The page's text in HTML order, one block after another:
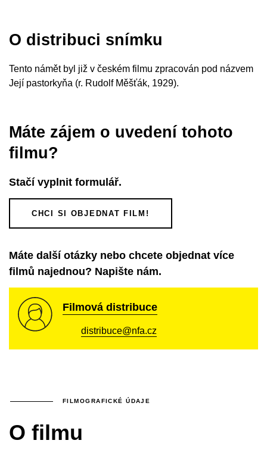
O distribuci snímku
Tento námět byl již v českém filmu zpracován pod názvem
Její pastorkyňa (r. Rudolf Měšťák, 1929).
Máte zájem o uvedení tohoto
filmu?
Stačí vyplnit formulář.
CHCI SI OBJEDNAT FILM!
Máte další otázky nebo chcete objednat více
filmů najednou? Napište nám.
Filmová distribuce
distribuce@nfa.cz
FILMOGRAFICKÉ ÚDAJE
O filmu